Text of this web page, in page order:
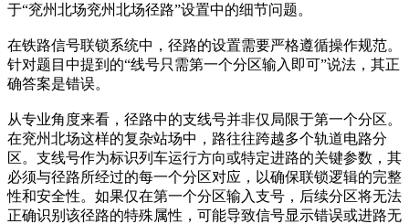
于“兖州北场兖州北场径路”设置中的细节问题。
在铁路信号联锁系统中，径路的设置需要严格遵循操作规范。
针对题目中提到的“线号只需第一个分区输入即可”说法，其正
确答案是错误。
从专业角度来看，径路中的支线号并非仅局限于第一个分区。
在兖州北场这样的复杂站场中，路往往跨越多个轨道电路分
区。支线号作为标识列车运行方向或特定进路的关键参数，其
必须与径路所经过的每一个分区对应，以确保联锁逻辑的完整
性和安全性。如果仅在第一个分区输入支号，后续分区将无法
正确识别该径路的特殊属性，可能导致信号显示错误或进路无